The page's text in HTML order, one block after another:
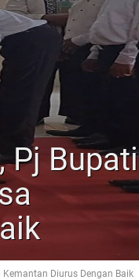
Pj Bupati
Kemantan Diurus Dengan Baik